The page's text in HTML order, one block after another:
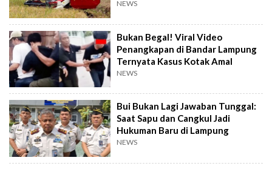
NEWS
Bukan Begal! Viral Video
Penangkapan di Bandar Lampung
Ternyata Kasus Kotak Amal
NEWS
Bui Bukan Lagi Jawaban Tunggal:
Saat Sapu dan Cangkul Jadi
Hukuman Baru di Lampung
NEWS